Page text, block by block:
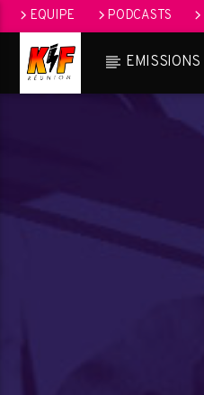
EQUIPE PODCASTS
EMISSIONS